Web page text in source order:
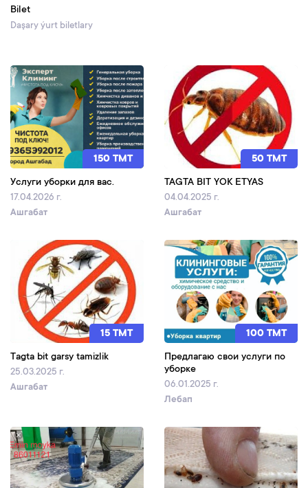
Bilet
Daşary ýurt biletlary
150 TMT
Услуги уборки для вас.
17.04.2026 г.
Ашгабат
50 TMT
TAGTA BIT YOK ETYAS
04.04.2025 г.
Ашгабат
15 TMT
Tagta bit garsy tamizlik
25.03.2025 г.
Ашгабат
100 TMT
Предлагаю свои услуги по
уборке
06.01.2025 г.
Лебап